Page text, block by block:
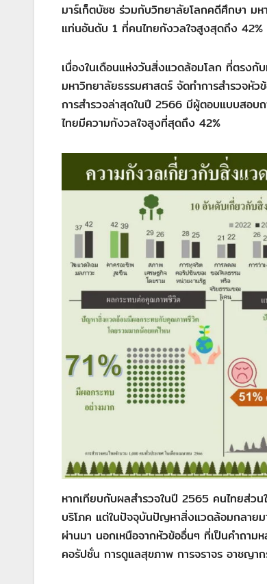
มาร์เก็ตบัซซ ร่วมกับวิทยาลัยโลกคดีศึกษา ม
แท่นอันดับ 1 ที่คนไทยกังวลใจสูงสุดถึง 42%
เนื่องในเดือนแห่งวันสิ่งแวดล้อมโลก ที่ตรง
มหาวิทยาลัยธรรมศาสตร์ จัดทำการสำรวจ
การสำรวจล่าสุดในปี 2566 มีผู้ตอบแบบสอ
ไทยมีความกังวลใจสูงที่สุดถึง 42%
หากเทียบกับผลสำรวจในปี 2565 คนไทยส่ว
บริโภค แต่ในปัจจุบันปัญหาสิ่งแวดล้อมกลาย
ผ่านมา นอกเหนือจากหัวข้ออื่นๆ ที่เป็นคำถาม
คอรัปชั่น การดูแลสุขภาพ การจราจร อาชญา